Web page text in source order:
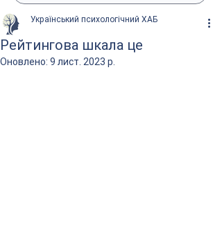
Рейтингова шкала це
Український психологічний ХАБ
Оновлено: 9 лист. 2023 р.